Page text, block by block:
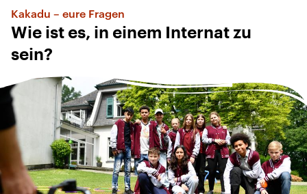
Kakadu – eure Fragen
Wie ist es, in einem Internat zu
sein?